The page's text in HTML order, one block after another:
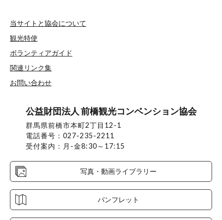
当サイトと協会について
観光特使
ボランティアガイド
関連リンク集
お問い合わせ
公益財団法人 前橋観光コンベンション協会
群馬県前橋市本町2丁目12-1
電話番号：027-235-2211
受付案内：月-金8:30～17:15
写真・動画ライブラリー
パンフレット